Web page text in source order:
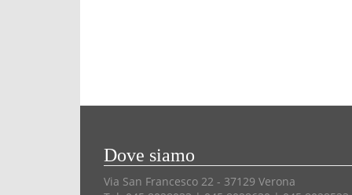
Dove siamo
Via San Francesco 22 - 37129 Verona